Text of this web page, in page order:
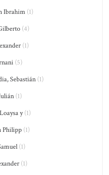
Ibrahim (1)
(4)
(1)
(5)
Sebastián(1)
(1)
y(1)
Philipp(1)
(1)
(1)